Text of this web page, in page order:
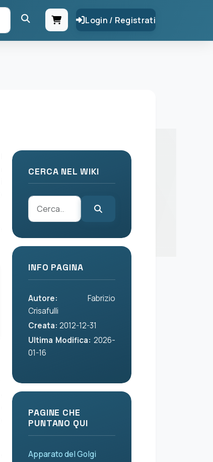
Login / Registrati
CERCA NEL WIKI
INFO PAGINA
Autore: Fabrizio
Crisafulli
Creata: 2012-12-31
Ultima Modifica: 2026-
01-16
PAGINE CHE
PUNTANO QUI
Apparato del Golgi